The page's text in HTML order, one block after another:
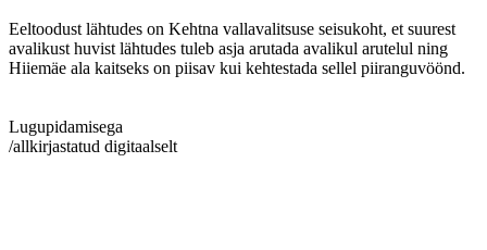
Eeltoodust lähtudes on Kehtna vallavalitsuse seisukoht, et suurest
avalikust huvist lähtudes tuleb asja arutada avalikul arutelul ning
Hiiemäe ala kaitseks on piisav kui kehtestada sellel piiranguvöönd.
Lugupidamisega
/allkirjastatud digitaalselt